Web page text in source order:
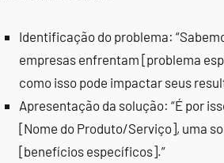
Identificação do problema:
empresas enfrentam [problema
como isso pode impactar seus
Apresentação da solução: “É por
[Nome do Produto/Serviço], uma
[benefícios específicos].”